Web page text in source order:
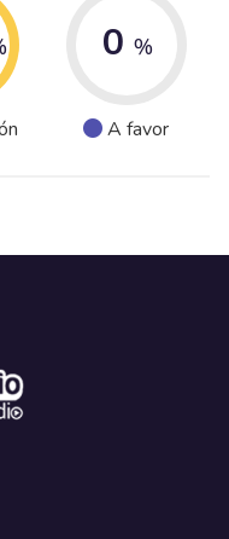
0 %
A favor